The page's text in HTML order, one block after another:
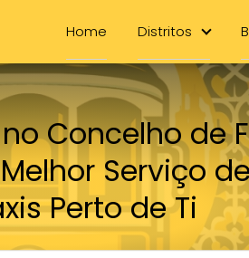
Home Distritos
Concelho de
Serviço
Perto de Ti